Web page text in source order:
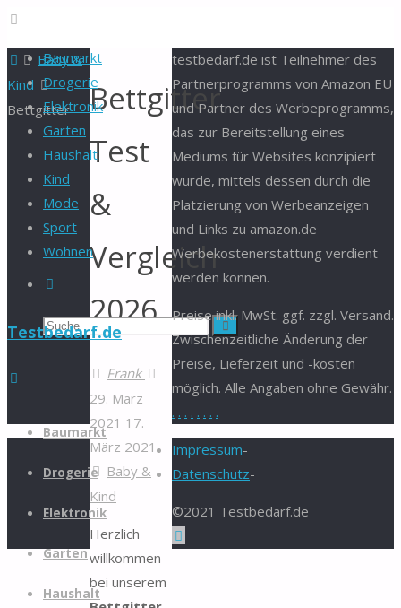
Baumarkt
Drogerie
Elektronik
Garten
Haushalt
Kind
Mode
Sport
Wohnen
Suchen Suche
Testbedarf.de
Zum
springen
Baumarkt
Drogerie
Elektronik
Garten
Haushalt
StartBaby &
Kind
Bettgitter
Bettgitter
Test
&
Vergleich
2026
Frank
29. März
2021 17.
März 2021
Baby &
Kind
Herzlich
willkommen
bei unserem
testbedarf.de ist Teilnehmer des
Partnerprogramms von Amazon EU
und Partner des Werbeprogramms,
das zur Bereitstellung eines
Mediums für Websites konzipiert
wurde, mittels dessen durch die
Platzierung von Werbeanzeigen
und Links zu amazon.de
Werbekostenerstattung verdient
werden können.
Preise inkl. MwSt. ggf. zzgl. Versand.
Zwischenzeitliche Änderung der
Preise, Lieferzeit und -kosten
möglich. Alle Angaben ohne Gewähr.
. . . . . . . .
Impressum-
Datenschutz-
©2021 Testbedarf.de
Zurück